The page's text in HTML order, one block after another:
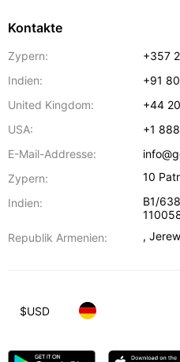
Kontakte
Zypern:
+357
Indien:
+91
United Kingdom:
+44
USA:
+1
E-Mail-Addresse:
Zypern:
10
Indien:
B1/
Republik Armenien:
,
$USD